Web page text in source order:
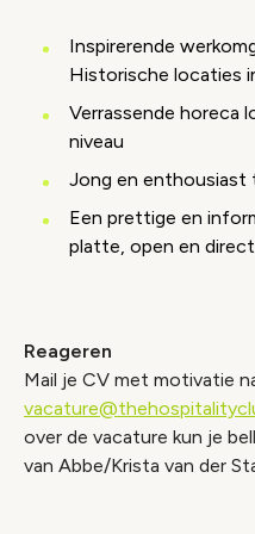
Inspirerende
Historische locaties
Verrassende horeca
niveau
Jong en enthousiast
Een prettige en
platte, open en
Reageren
Mail je CV met motivatie
over de vacature kun je
van Abbe/Krista van der